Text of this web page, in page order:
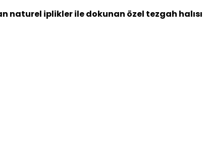
naturel iplikler ile dokunan özel tezgah halısı